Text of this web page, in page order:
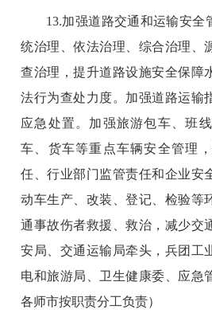
13.加强道路交通和运输安全
统治理、依法治理、综合治理、
查治理，提升道路设施安全保障
法行为查处力度。加强道路运输
应急处置。加强旅游包车、班
车、货车等重点车辆安全管理
任、行业部门监管责任和企业安
动车生产、改装、登记、检验等
通事故伤者救援、救治，减少交
安局、交通运输局牵头，兵团工
电和旅游局、卫生健康委、应急
各师市按职责分工负责）